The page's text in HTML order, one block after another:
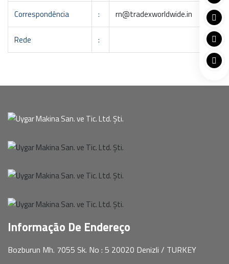
Correspondência : rn@tradexworldwide.in
Rede :
Informação De Endereço
Bozburun Mh. 7055 Sk. No : 5 20020 Denizli / TURKEY